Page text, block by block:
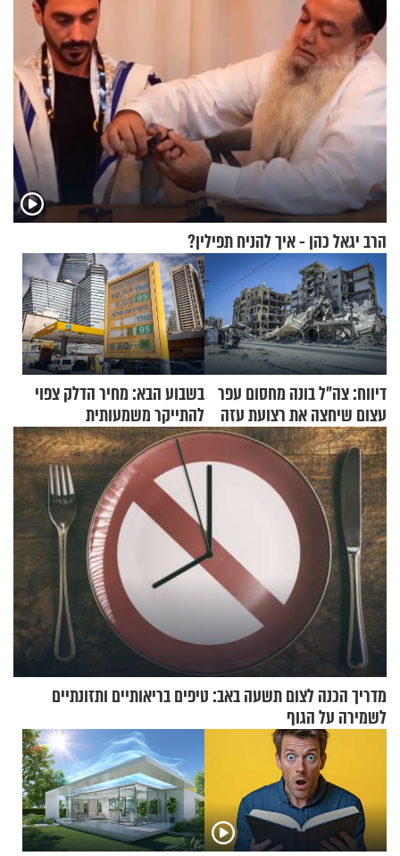
הרב יגאל כהן - איך להניח תפילין?
דיווח: צה"ל בונה מחסום עפר
עצום שיחצה את רצועת עזה
לשניים
בשבוע הבא: מחיר הדלק צפוי
להתייקר משמעותית
מדריך הכנה לצום תשעה באב: טיפים בריאותיים ותזונתיים
לשמירה על הגוף